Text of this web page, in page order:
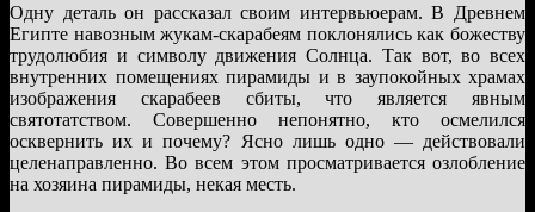
Одну деталь он рассказал своим интервьюерам. В Древнем
Египте навозным жукам-скарабеям поклонялись как божеству
трудолюбия и символу движения Солнца. Так вот, во всех
внутренних помещениях пирамиды и в заупокойных храмах
изображения скарабеев сбиты, что является явным
святотатством. Совершенно непонятно, кто осмелился
осквернить их и почему? Ясно лишь одно — действовали
целенаправленно. Во всем этом просматривается озлобление
на хозяина пирамиды, некая месть.